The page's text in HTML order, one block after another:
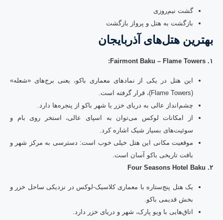
گشت نیم‌روزی
بازگشت به هتل و پرواز بازگشت
بهترین هتل‌های آذربایجان
۱. Fairmont Baku – Flame Towers:
این هتل در یکی از نمادهای معماری باکو، یعنی برج‌های «شعله»
(Flame Towers)، قرار گرفته است.
چشم‌انداز عالی به دریای خزر یا شهر باکو از پنجره‌ها دارد.
از امکانات لوکس می‌توان به اسپای عالی، استخر روی بام و
سوئیت‌های بسیار شیک اشاره کرد.
موقعیت مکانی این هتل خیلی خوب است: دسترسی به مرکز شهر و
بافت تاریخی باکو آسان است.
۲. Four Seasons Hotel Baku
یک هتل پنج‌ستاره با معماری کلاسیک-لوکس در نزدیکی ساحل خزر و
بخش قدیمی باکو.
اتاق‌هایی با ویو پارک، شهر و دریای خزر دارد.